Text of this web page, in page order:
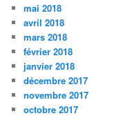
mai 2018
avril 2018
mars 2018
février 2018
janvier 2018
décembre 2017
novembre 2017
octobre 2017